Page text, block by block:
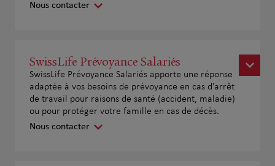
Nous contacter
SwissLife Prévoyance Salariés
SwissLife Prévoyance Salariés apporte une réponse
adaptée à vos besoins de prévoyance en cas d'arrêt
de travail pour raisons de santé (accident, maladie)
ou pour protéger votre famille en cas de décès.
Nous contacter